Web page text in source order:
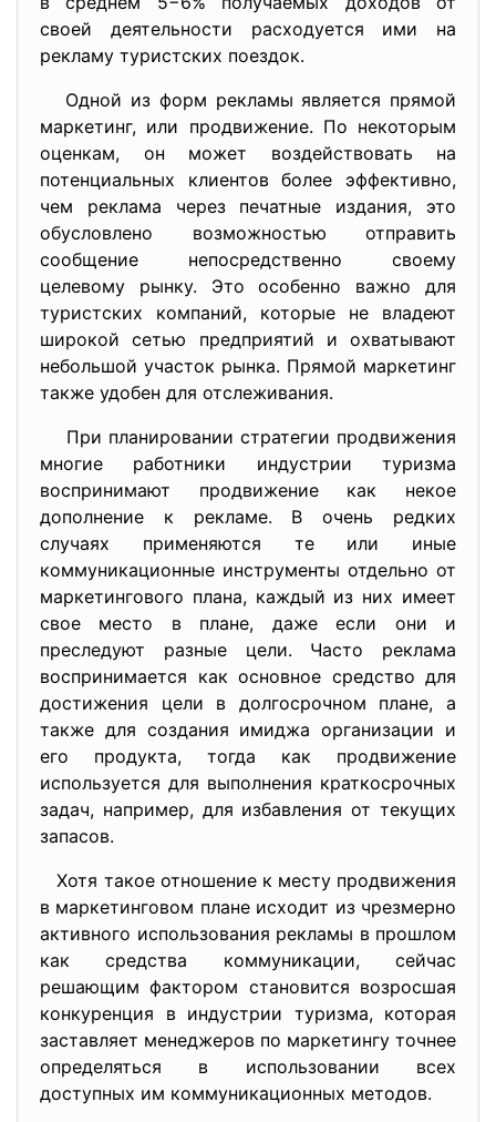
своей деятельности расходуется ими на
рекламу туристских поездок.
Одной из форм рекламы является прямой
маркетинг, или продвижение. По некоторым
оценкам, он может воздействовать на
потенциальных клиентов более эффективно,
чем реклама через печатные издания, это
обусловлено возможностью отправить
сообщение непосредственно своему
целевому рынку. Это особенно важно для
туристских компаний, которые не владеют
широкой сетью предприятий и охватывают
небольшой участок рынка. Прямой маркетинг
также удобен для отслеживания.
При планировании стратегии продвижения
многие работники индустрии туризма
воспринимают продвижение как некое
дополнение к рекламе. В очень редких
случаях применяются те или иные
коммуникационные инструменты отдельно от
маркетингового плана, каждый из них имеет
свое место в плане, даже если они и
преследуют разные цели. Часто реклама
воспринимается как основное средство для
достижения цели в долгосрочном плане, а
также для создания имиджа организации и
его продукта, тогда как продвижение
используется для выполнения краткосрочных
задач, например, для избавления от текущих
запасов.
Хотя такое отношение к месту продвижения
в маркетинговом плане исходит из чрезмерно
активного использования рекламы в прошлом
как средства коммуникации, сейчас
решающим фактором становится возросшая
конкуренция в индустрии туризма, которая
заставляет менеджеров по маркетингу точнее
определяться в использовании всех
доступных им коммуникационных методов.